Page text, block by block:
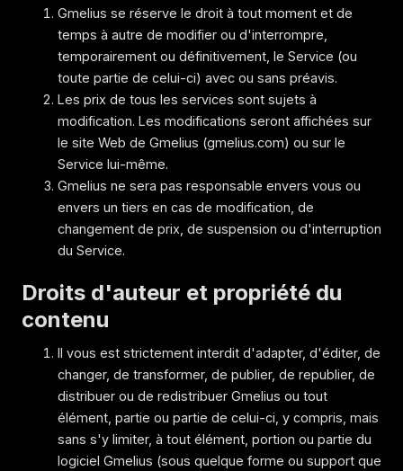
Gmelius se réserve le droit à tout moment et de
temps à autre de modifier ou d'interrompre,
temporairement ou définitivement, le Service (ou
toute partie de celui-ci) avec ou sans préavis.
Les prix de tous les services sont sujets à
modification. Les modifications seront affichées sur
le site Web de Gmelius (gmelius.com) ou sur le
Service lui-même.
Gmelius ne sera pas responsable envers vous ou
envers un tiers en cas de modification, de
changement de prix, de suspension ou d'interruption
du Service.
Droits d'auteur et propriété du
contenu
Il vous est strictement interdit d'adapter, d'éditer, de
changer, de transformer, de publier, de republier, de
distribuer ou de redistribuer Gmelius ou tout
élément, partie ou partie de celui-ci, y compris, mais
sans s'y limiter, à tout élément, portion ou partie du
logiciel Gmelius (sous quelque forme ou support que